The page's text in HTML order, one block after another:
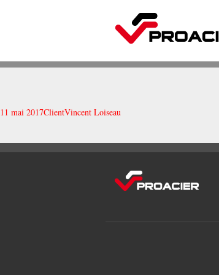
11 mai 2017ClientVincent Loiseau